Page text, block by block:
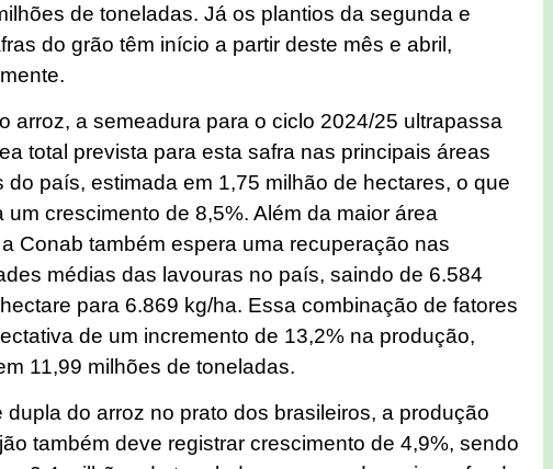
de toneladas. Já os plantios da segunda e
do grão têm início a partir deste mês e abril,
arroz, a semeadura para o ciclo 2024/25 ultrapassa
total prevista para esta safra nas principais áreas
do país, estimada em 1,75 milhão de hectares, o que
um crescimento de 8,5%. Além da maior área
Conab também espera uma recuperação nas
médias das lavouras no país, saindo de 6.584
para 6.869 kg/ha. Essa combinação de fatores
de um incremento de 13,2% na produção,
11,99 milhões de toneladas.
dupla do arroz no prato dos brasileiros, a produção
também deve registrar crescimento de 4,9%, sendo